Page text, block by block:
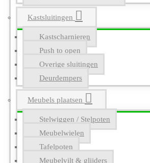
Kastsluitingen
Kastscharnieren
Push to open
Overige sluitingen
Deurdempers
Meubels plaatsen
Stelwiggen / Stelpoten
Meubelwielen
Tafelpoten
Meubelvilt & glijders